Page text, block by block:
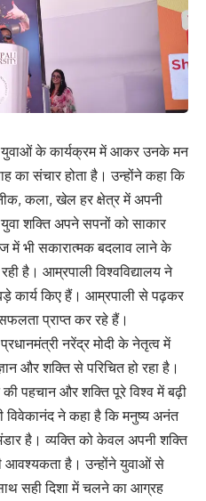
युवाओं के कार्यक्रम में आकर उनके मन
का संचार होता है। उन्होंने कहा कि
कला, खेल हर क्षेत्र में अपनी
शक्ति अपने सपनों को साकार
में भी सकारात्मक बदलाव लाने के
है। आम्रपाली विश्वविद्यालय ने
कार्य किए हैं। आम्रपाली से पढ़कर
प्राप्त कर रहे हैं।
नरेंद्र मोदी के नेतृत्व में
और शक्ति से परिचित हो रहा है।
की पहचान और शक्ति पूरे विश्व में बढ़ी
विवेकानंद ने कहा है कि मनुष्य अनंत
है। व्यक्ति को केवल अपनी शक्ति
आवश्यकता है। उन्होंने युवाओं से
सही दिशा में चलने का आग्रह